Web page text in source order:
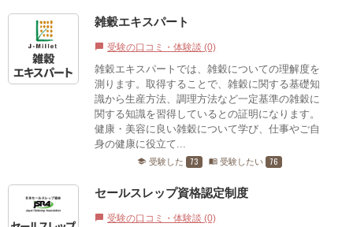
雑穀エキスパート
chat_bubble 受験の口コミ・体験談 (0)
雑穀エキスパートでは、雑穀についての理解度を
測ります。取得することで、雑穀に関する基礎知
識から生産方法、調理方法など一定基準の雑穀に
関する知識を習得しているとの証明になります。
健康・美容に良い雑穀について学び、仕事やご自
身の健康に役立て...
school 受験した 73 menu_book 受験したい 76
セールスレップ資格認定制度
chat_bubble 受験の口コミ・体験談 (0)